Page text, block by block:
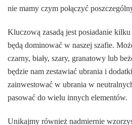
nie mamy czym połączyć
Kluczową zasadą jest posiadanie
będą dominować w naszej szafie.
czarny, biały, szary, granatowy lub
będzie nam zestawiać ubrania i
zainwestować w ubrania w
pasować do wielu innych elementów.
Unikajmy również nadmiernie